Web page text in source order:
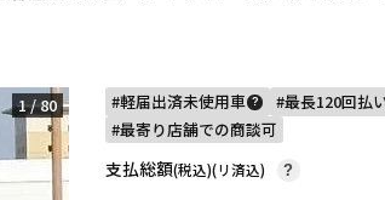
1/80 軽届出済未使用車 ? 最長120回払
最寄り店舗での商談可
支払総額(税込)(リ済込) ?